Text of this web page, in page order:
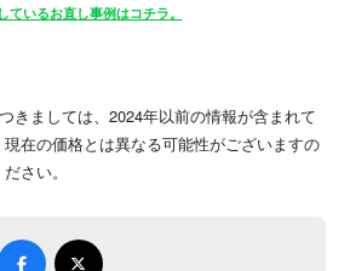
ているお直し事例はコチラ。
きましては、2024年以前の情報が含まれて
在の価格とは異なる可能性がございますの
さい。